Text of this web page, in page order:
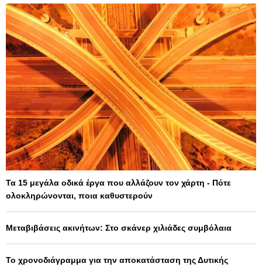
Τα 15 μεγάλα οδικά έργα που αλλάζουν τον χάρτη - Πότε
ολοκληρώνονται, ποια καθυστερούν
Μεταβιβάσεις ακινήτων: Στο σκάνερ χιλιάδες συμβόλαια
Το χρονοδιάγραμμα για την αποκατάσταση της Δυτικής